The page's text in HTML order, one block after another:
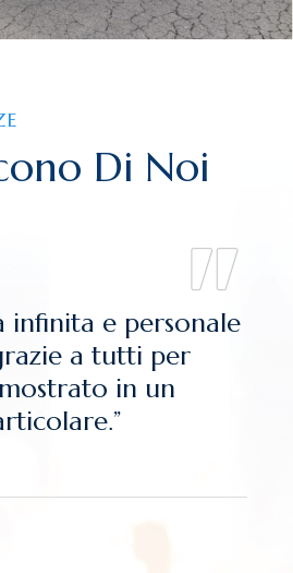
Di Noi
infinita e personale
a tutti per
in un